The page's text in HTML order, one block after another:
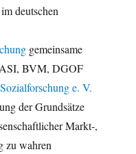
deutschen
gemeinsame
BVM, DGOF
e. V.
der Grundsätze
Markt-,
zu wahren